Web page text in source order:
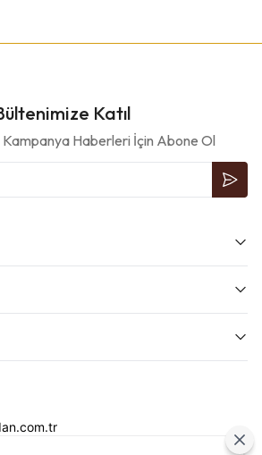
Katıl
Kampanya Haberleri İçin Abone Ol